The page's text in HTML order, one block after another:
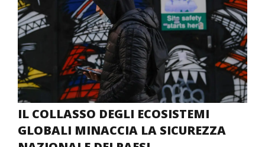
IL COLLASSO DEGLI ECOSISTEMI
GLOBALI MINACCIA LA SICUREZZA